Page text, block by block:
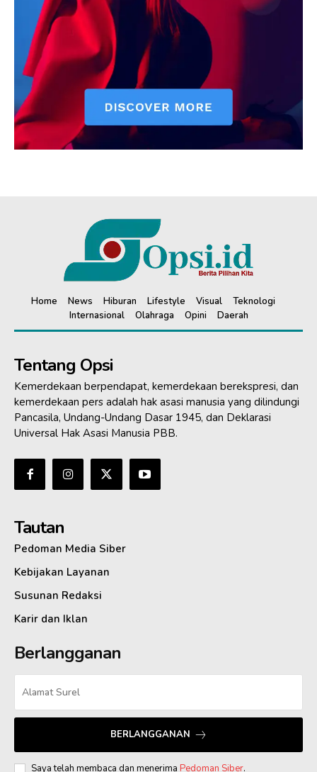
Home News Hiburan Lifestyle Visual
Teknologi
Internasional
Olahraga Opini Daerah
Tentang Opsi
Kemerdekaan berpendapat, kemerdekaan berekspresi, dan
kemerdekaan pers adalah hak asasi manusia yang dilindungi
Pancasila, Undang-Undang Dasar 1945, dan Deklarasi
Universal Hak Asasi Manusia PBB.
Tautan
Pedoman Media Siber
Kebijakan Layanan
Susunan Redaksi
Karir dan Iklan
Berlangganan
BERLANGGANAN
Saya telah membaca dan menerima Pedoman Siber.